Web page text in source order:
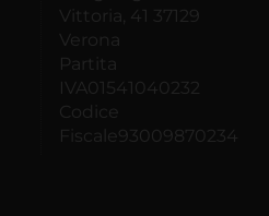
Vittoria, 41 37129
Verona
Partita
IVA01541040232
Codice
Fiscale93009870234